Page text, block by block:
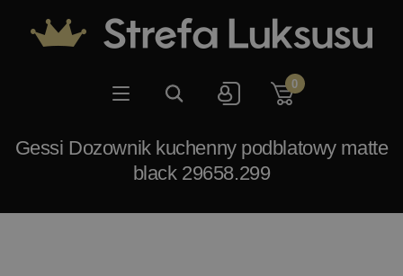
0
Gessi Dozownik kuchenny podblatowy matte
black 29658.299